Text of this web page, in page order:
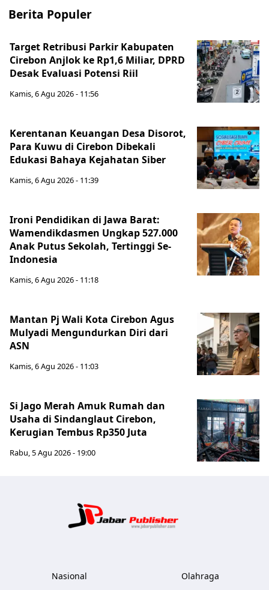
Berita Populer
Target Retribusi Parkir Kabupaten
Cirebon Anjlok ke Rp1,6 Miliar, DPRD
Desak Evaluasi Potensi Riil
Kamis, 6 Agu 2026 - 11:56
Kerentanan Keuangan Desa Disorot,
Para Kuwu di Cirebon Dibekali
Edukasi Bahaya Kejahatan Siber
Kamis, 6 Agu 2026 - 11:39
Ironi Pendidikan di Jawa Barat:
Wamendikdasmen Ungkap 527.000
Anak Putus Sekolah, Tertinggi Se-
Indonesia
Kamis, 6 Agu 2026 - 11:18
Mantan Pj Wali Kota Cirebon Agus
Mulyadi Mengundurkan Diri dari
ASN
Kamis, 6 Agu 2026 - 11:03
Si Jago Merah Amuk Rumah dan
Usaha di Sindanglaut Cirebon,
Kerugian Tembus Rp350 Juta
Rabu, 5 Agu 2026 - 19:00
Nasional Olahraga